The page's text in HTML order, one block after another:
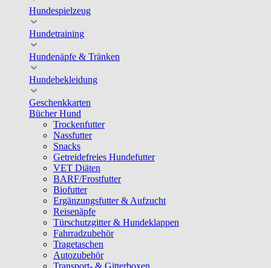
Hundespielzeug
Hundetraining
Hundenäpfe & Tränken
Hundebekleidung
Geschenkkarten
Bücher Hund
Trockenfutter
Nassfutter
Snacks
Getreidefreies Hundefutter
VET Diäten
BARF/Frostfutter
Biofutter
Ergänzungsfutter & Aufzucht
Reisenäpfe
Türschutzgitter & Hundeklappen
Fahrradzubehör
Tragetaschen
Autozubehör
Transport- & Gitterboxen